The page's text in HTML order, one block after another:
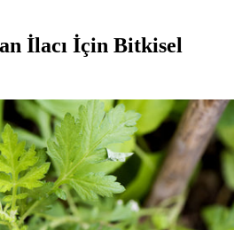
İlacı İçin Bitkisel